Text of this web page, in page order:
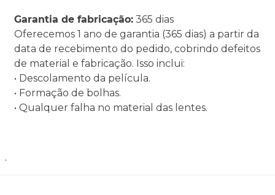
Garantia de fabricação: 365 dias
Oferecemos 1 ano de garantia (365 dias) a partir da
data de recebimento do pedido, cobrindo defeitos
de material e fabricação. Isso inclui:
• Descolamento da película.
• Formação de bolhas.
• Qualquer falha no material das lentes.
.